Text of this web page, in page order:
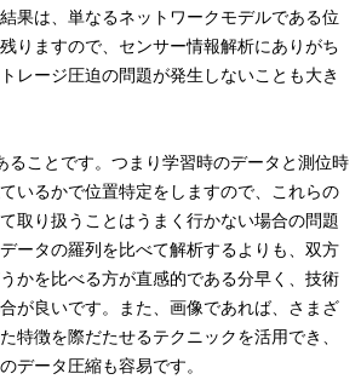
果は、単なるネットワークモデルである位
りますので、センサー情報解析にありがち
レージ圧迫の問題が発生しないことも大き
ることです。つまり学習時のデータと測位時
いるかで位置特定をしますので、これらの
取り扱うことはうまく行かない場合の問題
ータの羅列を比べて解析するよりも、双方
かを比べる方が直感的である分早く、技術
が良いです。また、画像であれば、さまざ
特徴を際だたせるテクニックを活用でき、
データ圧縮も容易です。